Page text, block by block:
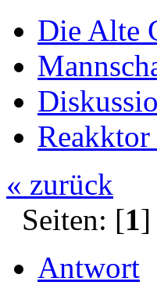
Die Alte
« zurück
Seiten: [1]
Antwort